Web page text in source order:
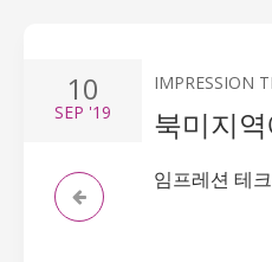
10
SEP '19
IMPRESSION
북미지
임프레션 테